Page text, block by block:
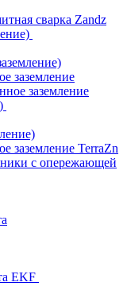
сварка Zandz
заземление
заземление
заземление TerraZn
с опережающей
EKF